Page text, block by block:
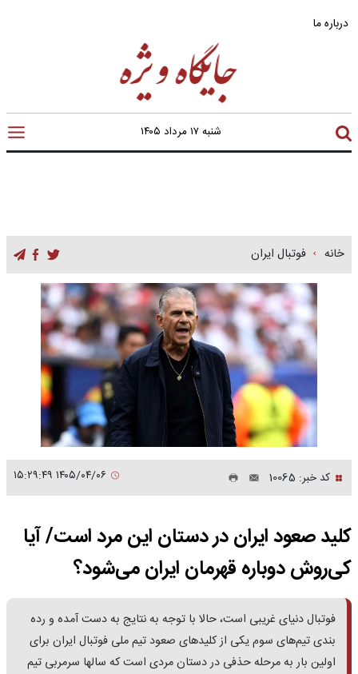
درباره ما
شنبه ۱۷ مرداد ۱۴۰۵
خانه فوتبال ایران
کد خبر: 10065
کلید صعود ایران در دستان این مرد است/ آیا
کی‌روش دوباره قهرمان ایران می‌شود؟
فوتبال دنیای غریبی است، حالا با توجه به نتایج به دست آمده و رده
بندی تیم‌های سوم یکی از کلیدهای صعود تیم ملی فوتبال ایران برای
اولین بار به مرحله حذفی در دستان مردی است که سالها سرمربی تیم